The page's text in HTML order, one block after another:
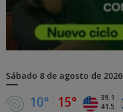
Sábado 8 de agosto de 2026
10° 15°
39.1
41.5